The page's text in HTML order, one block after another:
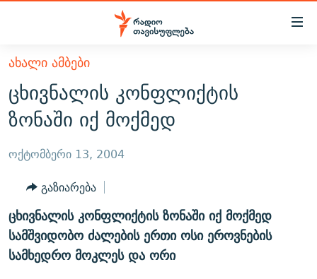
Accessibility
მთავარ
შინაარსზე
დაბრუნება
მთავარ
დაბრუნება
ძიებაზე
დაბრუნება
ᲐᲮᲐᲚᲘ ᲐᲛᲑᲔᲑᲘ
ᲗᲔᲛᲔᲑᲘ
ᲞᲝᲚᲘᲢᲘᲙᲐ
ᲔᲙᲝᲜᲝᲛᲘᲙᲐ
ᲡᲐᲖᲝᲒᲐᲓᲝᲔᲑᲐ
ᲡᲞᲝᲠᲢᲘ
ᲕᲘᲓᲔᲝ
ᲑᲚᲝᲒᲔᲑᲘ
ᲞᲝᲓᲙᲐᲡᲢᲔᲑᲘ
ᲜᲘᲙᲝᲡ ᲞᲝᲓᲙᲐᲡᲢᲘ
60 ᲓᲔᲪᲘᲑᲔᲚᲘ
ᲗᲐᲕᲘᲡᲣᲤᲚᲔᲑᲘᲡ ᲛᲝᲜᲘᲢᲝᲠᲘ
ᲤᲔᲜᲝᲕᲐᲜᲘ - 2.10
ᲗᲥᲕᲔᲜᲘ ᲞᲣᲑᲚᲘᲙᲐᲪᲘᲔᲑᲘ
ᲞᲠᲝᲔᲥᲢᲔᲑᲘ
ᲐᲮᲐᲚᲘ ᲐᲛᲑᲔᲑᲘ
ცხივნალის კონფლიქტის
ზონაში იქ მოქმედ
ოქტომბერი 13, 2004
გაზიარება
ცხივნალის კონფლიქტის ზონაში იქ მოქმედ
სამშვიდობო ძალების ერთი ოსი ეროვნების
სამხედრო მოკლეს და ორი